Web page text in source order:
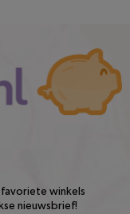
winkels
nieuwsbrief!